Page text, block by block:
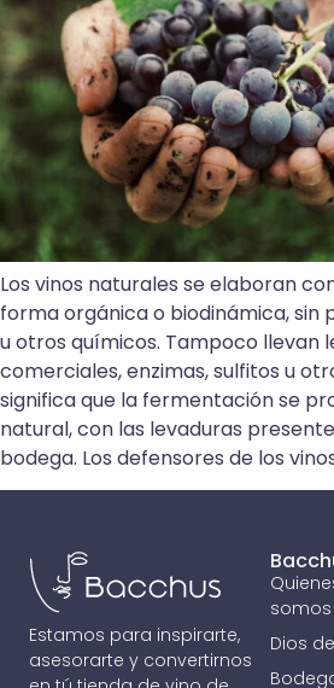
Los vinos naturales se elaboran
forma orgánica o biodinámica, sin
u otros químicos. Tampoco llevan
comerciales, enzimas, sulfitos u
significa que la fermentación se
natural, con las levaduras
bodega. Los defensores de los
Estamos para inspirarte,
asesorarte y convertirnos
somos
Dios